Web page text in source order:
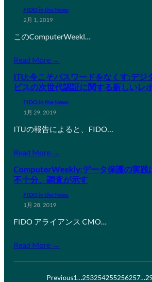
FIDO in the News
2月 1, 2019
このComputerWeekl…
Read More →
ITU:今こそパスワードをなくす:デジ
ビスの次世代認証に関する新しいレ
FIDO in the News
1月 29, 2019
ITUの報告によると、FIDO…
Read More →
ComputerWeekly:データ保護の実践
不十分、調査が示す
FIDO in the News
1月 28, 2019
FIDO アライアンス CMO…
Read More →
Previous1…253254255256257…